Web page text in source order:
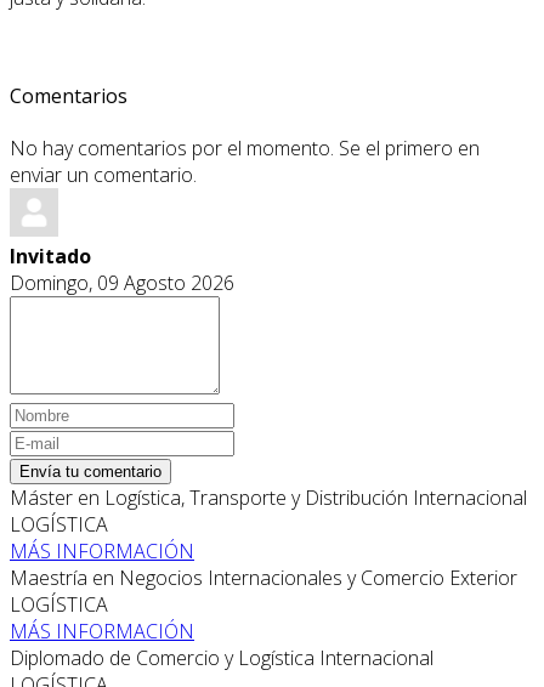
Comentarios
No hay comentarios por el momento. Se el primero en
enviar un comentario.
Invitado
Domingo, 09 Agosto 2026
Envía tu comentario
Máster en Logística, Transporte y Distribución Internacional
LOGÍSTICA
MÁS INFORMACIÓN
Maestría en Negocios Internacionales y Comercio Exterior
LOGÍSTICA
MÁS INFORMACIÓN
Diplomado de Comercio y Logística Internacional